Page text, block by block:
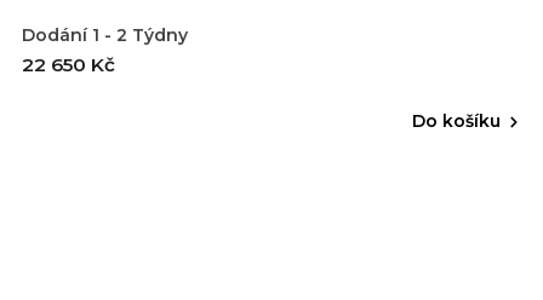
Dodání 1 - 2 Týdny
22 650 Kč
Do košíku